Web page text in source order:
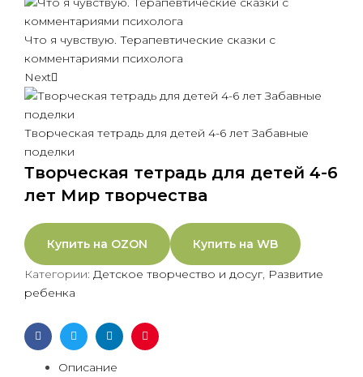
Что я чувствую. Терапевтические сказки с
комментариями психолога
Next
Творческая тетрадь для детей 4-6 лет Забавные
поделки
Творческая тетрадь для детей 4-6
лет Мир творчества
Купить на OZON Купить на WB
Категории: Детское творчество и досуг, Развитие
ребенка
FacebookTwitterLinkedinPinterest
Описание